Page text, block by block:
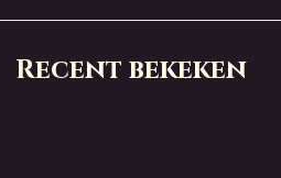
Recent bekeken